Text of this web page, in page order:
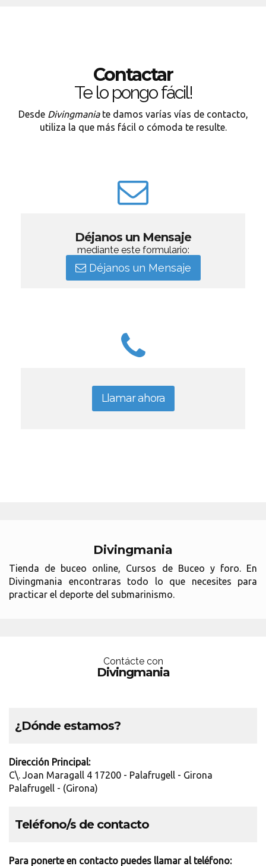
Contactar
Te lo pongo fácil!
Desde Divingmaniate damos varías vías de contacto,
utiliza la que más fácil o cómoda te resulte.
Déjanos un Mensaje
mediante este formulario:
Déjanos un Mensaje
Llamar ahora
Divingmania
Tienda de buceo online, Cursos de Buceo y foro. En
Divingmania encontraras todo lo que necesites para
practicar el deporte del submarinismo.
Contácte con
Divingmania
¿Dónde estamos?
Dirección Principal:
C\. Joan Maragall 4 17200 - Palafrugell - Girona
Palafrugell - (Girona)
Teléfono/s de contacto
Para ponerte en contacto puedes llamar al teléfono: